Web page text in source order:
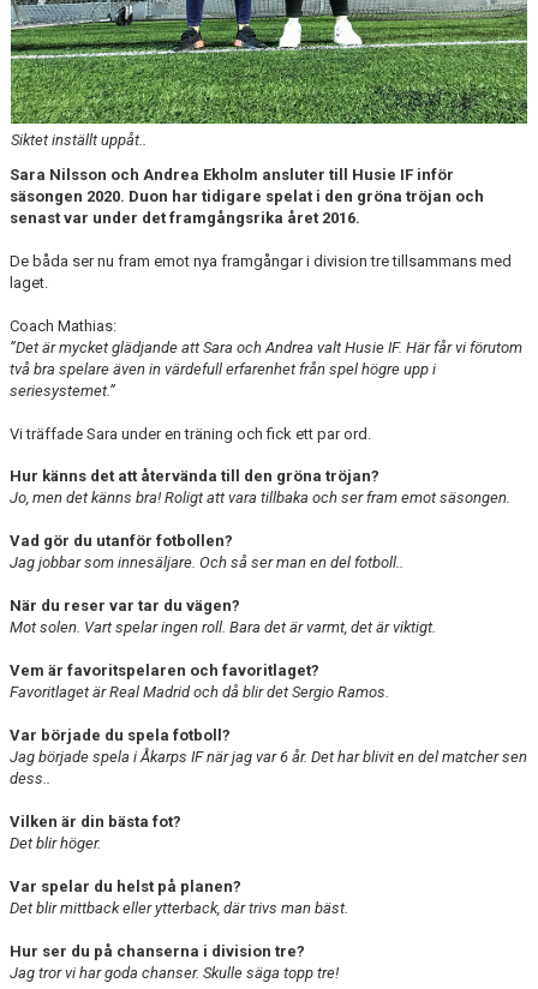
Siktet inställt uppåt..
Sara Nilsson och Andrea Ekholm ansluter till Husie IF inför
säsongen 2020. Duon har tidigare spelat i den gröna tröjan och
senast var under det framgångsrika året 2016.
De båda ser nu fram emot nya framgångar i division tre tillsammans med
laget.
Coach Mathias:
”Det är mycket glädjande att Sara och Andrea valt Husie IF. Här får vi förutom
två bra spelare även in värdefull erfarenhet från spel högre upp i
seriesystemet.”
Vi träffade Sara under en träning och fick ett par ord.
Hur känns det att återvända till den gröna tröjan?
Jo, men det känns bra! Roligt att vara tillbaka och ser fram emot säsongen.
Vad gör du utanför fotbollen?
Jag jobbar som innesäljare. Och så ser man en del fotboll..
När du reser var tar du vägen?
Mot solen. Vart spelar ingen roll. Bara det är varmt, det är viktigt.
Vem är favoritspelaren och favoritlaget?
Favoritlaget är Real Madrid och då blir det Sergio Ramos.
Var började du spela fotboll?
Jag började spela i Åkarps IF när jag var 6 år. Det har blivit en del matcher sen
dess..
Vilken är din bästa fot?
Det blir höger.
Var spelar du helst på planen?
Det blir mittback eller ytterback, där trivs man bäst.
Hur ser du på chanserna i division tre?
Jag tror vi har goda chanser. Skulle säga topp tre!